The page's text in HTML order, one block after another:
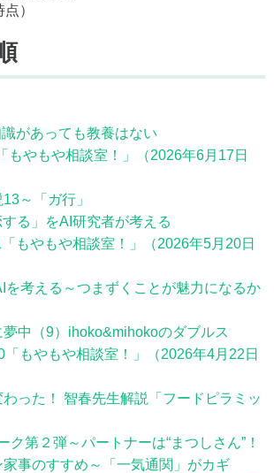
）
があっても教養はない
もやもや相談室！」（2026年6月17日
～「ガ行」
る」をAI研究者が考える
もやもや相談室！」（2026年5月20日
考える～つまずくことが魅力になるか
中（9）ihoko&mihokoのダブルス
もやもや相談室！」（2026年4月22日
った！ 智春先生解説「フードピラミッ
ク第２弾～パートナーは“まつしさん”！
事のすすめ～「一気通関」がカギ